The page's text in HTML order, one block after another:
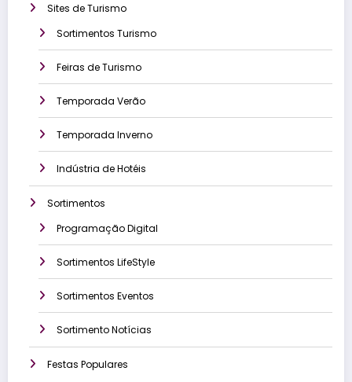
Sites de Turismo
Sortimentos Turismo
Feiras de Turismo
Temporada Verão
Temporada Inverno
Indústria de Hotéis
Sortimentos
Programação Digital
Sortimentos LifeStyle
Sortimentos Eventos
Sortimento Notícias
Festas Populares